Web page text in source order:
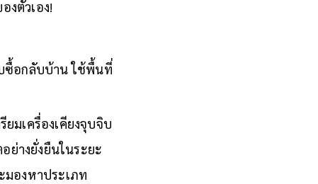
ตัวเอง!
ซื้อกลับบ้าน ใช้พื้นที่
มเครื่องเคียงจุบจิบ
ย่างยั่งยืนในระยะ
มองหาประเภท